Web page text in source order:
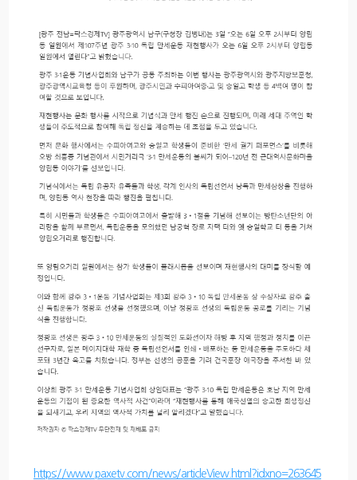
https://www.paxetv.com/news/articleView.html?idxno=263645